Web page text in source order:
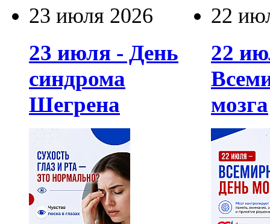
23 июля 2026
23 июля - День
синдрома
Шегрена
22
22
мозга